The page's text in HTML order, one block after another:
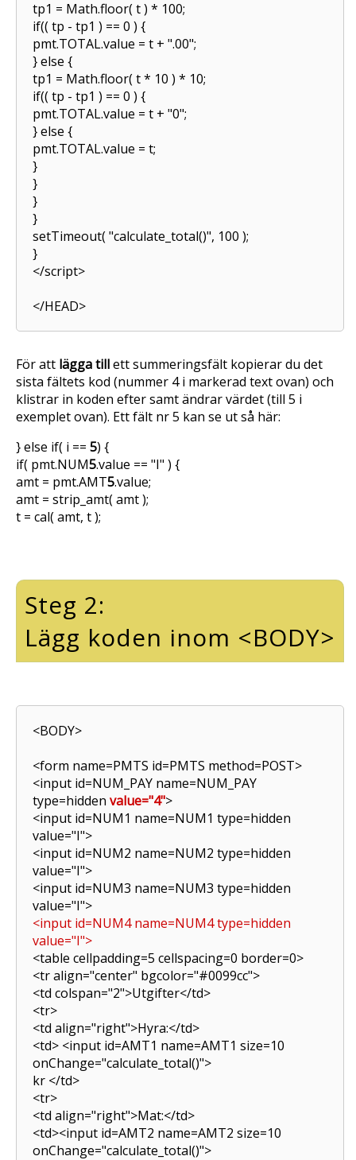
tp1 = Math.floor( t ) * 100;
if(( tp - tp1 ) == 0 ) {
pmt.TOTAL.value = t + ".00";
} else {
tp1 = Math.floor( t * 10 ) * 10;
if(( tp - tp1 ) == 0 ) {
pmt.TOTAL.value = t + "0";
} else {
pmt.TOTAL.value = t;
}
}
}
}
setTimeout( "calculate_total()", 100 );
}
</script>
</HEAD>
För att lägga tillett summeringsfält kopierar du det
sista fältets kod (nummer 4 i markerad text ovan) och
klistrar in koden efter samt ändrar värdet (till 5 i
exemplet ovan). Ett fält nr 5 kan se ut så här:
} else if( i == 5) {
if( pmt.NUM5.value == "I" ) {
amt = pmt.AMT5.value;
amt = strip_amt( amt );
t = cal( amt, t );
Steg 2:
Lägg koden inom <BODY>
<BODY>
<form name=PMTS id=PMTS method=POST>
<input id=NUM_PAY name=NUM_PAY
type=hidden value="4">
<input id=NUM1 name=NUM1 type=hidden
value="I">
<input id=NUM2 name=NUM2 type=hidden
value="I">
<input id=NUM3 name=NUM3 type=hidden
value="I">
<input id=NUM4 name=NUM4 type=hidden
value="I">
<table cellpadding=5 cellspacing=0 border=0>
<tr align="center" bgcolor="#0099cc">
<td colspan="2">Utgifter</td>
<tr>
<td align="right">Hyra:</td>
<td> <input id=AMT1 name=AMT1 size=10
onChange="calculate_total()">
kr</td>
<tr>
<td align="right">Mat:</td>
<td><input id=AMT2 name=AMT2 size=10
onChange="calculate_total()">